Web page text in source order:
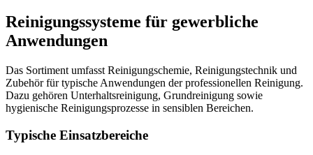
Reinigungssysteme für gewerbliche
Anwendungen
Das Sortiment umfasst Reinigungschemie, Reinigungstechnik und
Zubehör für typische Anwendungen der professionellen Reinigung.
Dazu gehören Unterhaltsreinigung, Grundreinigung sowie
hygienische Reinigungsprozesse in sensiblen Bereichen.
Typische Einsatzbereiche